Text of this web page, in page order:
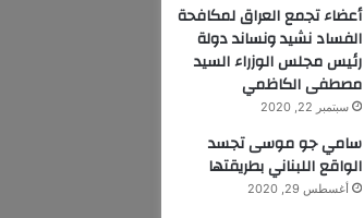
أعضاء تجمع العراق لمكافحة
الفساد نشيد ونساند دولة
رئيس مجلس الوزراء السيد
مصطفى الكاظمي
سبتمبر 22, 2020
سامي جو موسى تجسد
الواقع اللبناني بطريقتها
أغسطس 29, 2020